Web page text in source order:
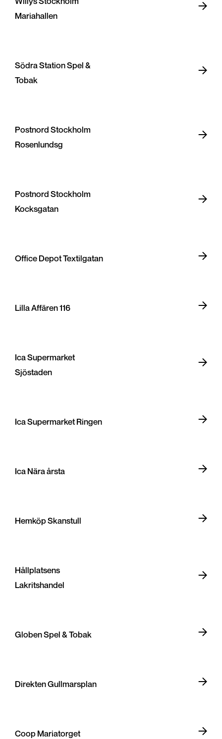
Mariahallen
Södra Station Spel &
Tobak
Postnord Stockholm
Rosenlundsg
Postnord Stockholm
Kocksgatan
Office Depot Textilgatan
Lilla Affären 116
Ica Supermarket
Sjöstaden
Ica Supermarket Ringen
Ica Nära årsta
Hemköp Skanstull
Hållplatsens
Lakritshandel
Globen Spel & Tobak
Direkten Gullmarsplan
Coop Mariatorget